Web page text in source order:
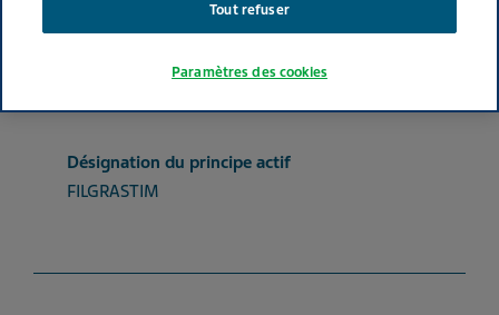
Forme pharmaceutique
Désignation du principe actif
FILGRASTIM
Tout refuser
Paramètres des cookies